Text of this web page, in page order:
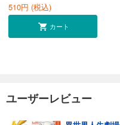
510円 (税込)
カート
ユーザーレビュー